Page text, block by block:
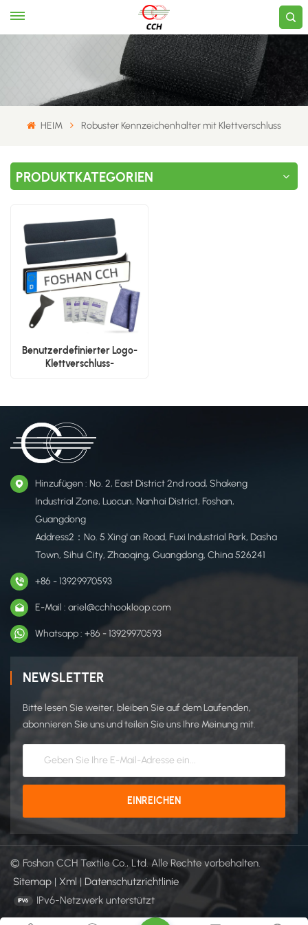
HEIM Robuster Kennzeichenhalter mit Klettverschluss
PRODUKTKATEGORIEN
Benutzerdefinierter Logo-
Klettverschluss-
Hinzufügen : No. 2, East District 2nd road, Shakeng
Industrial Zone, Luocun, Nanhai District, Foshan,
Guangdong
Address2：No. 5 Xing' an Road, Fuxi Industrial Park, Dasha
Town, Sihui City, Zhaoqing, Guangdong, China 526241
+86 - 13929970593
E-Mail : ariel@cchhookloop.com
Whatsapp : +86 - 13929970593
NEWSLETTER
Bitte lesen Sie weiter, bleiben Sie auf dem Laufenden,
abonnieren Sie uns und teilen Sie uns Ihre Meinung mit.
© Foshan CCH Textile Co., Ltd. Alle Rechte vorbehalten.
Sitemap | Xml | Datenschutzrichtlinie
IPv6-Netzwerk unterstützt